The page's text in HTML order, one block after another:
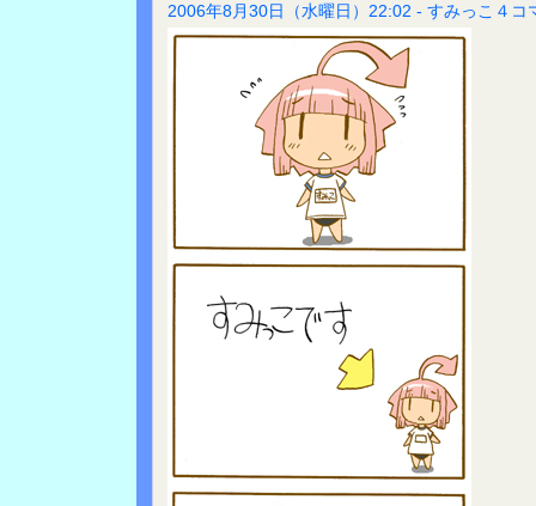
2006年8月30日（水曜日）22:02 - すみっこ４コ